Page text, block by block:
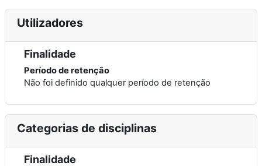
Utilizadores
Finalidade
Período de retenção
Não foi definido qualquer período de retenção
Categorias de disciplinas
Finalidade